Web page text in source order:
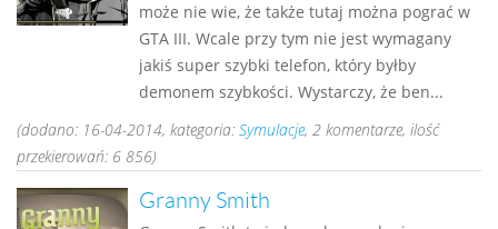
może nie wie, że także tutaj można pograć w
GTA III. Wcale przy tym nie jest wymagany
jakiś super szybki telefon, który byłby
demonem szybkości. Wystarczy, że ben...
(dodano: 16-04-2014, kategoria: Symulacje, 2 komentarze, ilość
przekierowań: 6 856)
Granny Smith